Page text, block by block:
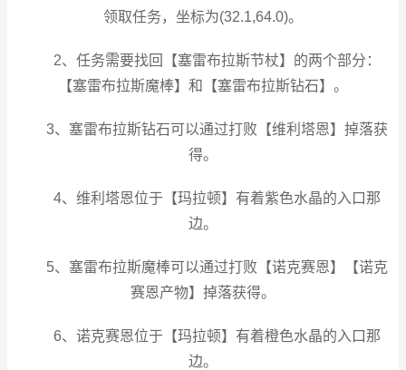
领取任务，坐标为(32.1,64.0)。
2、任务需要找回【塞雷布拉斯节杖】的两个部分：
【塞雷布拉斯魔棒】和【塞雷布拉斯钻石】。
3、塞雷布拉斯钻石可以通过打败【维利塔恩】掉落获
得。
4、维利塔恩位于【玛拉顿】有着紫色水晶的入口那
边。
5、塞雷布拉斯魔棒可以通过打败【诺克赛恩】【诺克
赛恩产物】掉落获得。
6、诺克赛恩位于【玛拉顿】有着橙色水晶的入口那
边。